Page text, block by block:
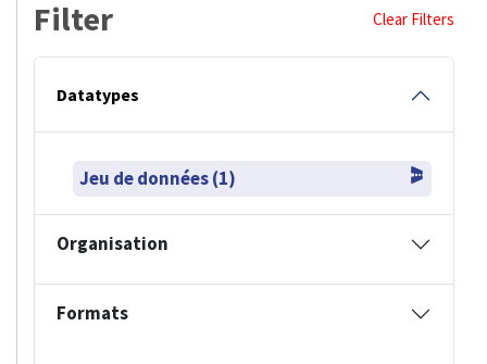
Filter Clear Filters
Datatypes
Jeu de données (1)
Organisation
Formats